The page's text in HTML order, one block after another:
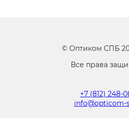
© Оптиком СПБ
Все права
+7 (812) 248-
info@opticom-